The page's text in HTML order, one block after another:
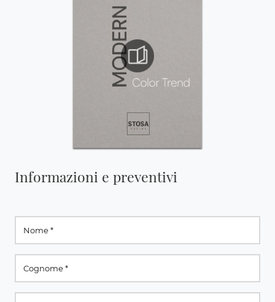
Informazioni e preventivi